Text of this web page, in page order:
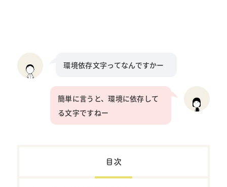
環境依存文字ってなんですかー
簡単に言うと、環境に依存して
る文字ですねー
目次